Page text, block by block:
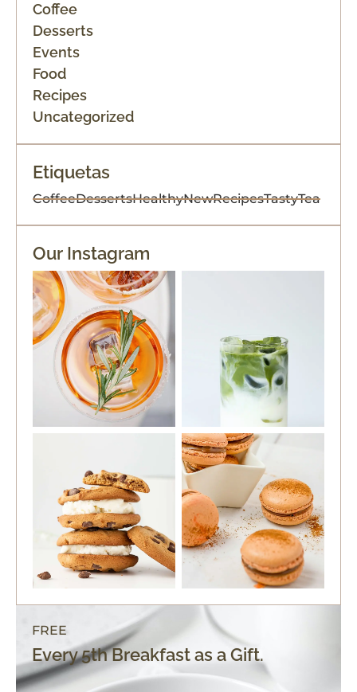
Coffee
Desserts
Events
Food
Recipes
Uncategorized
Etiquetas
CoffeeDessertsHealthyNewRecipesTastyTea
Our Instagram
FREE
Every 5th Breakfast as a Gift.